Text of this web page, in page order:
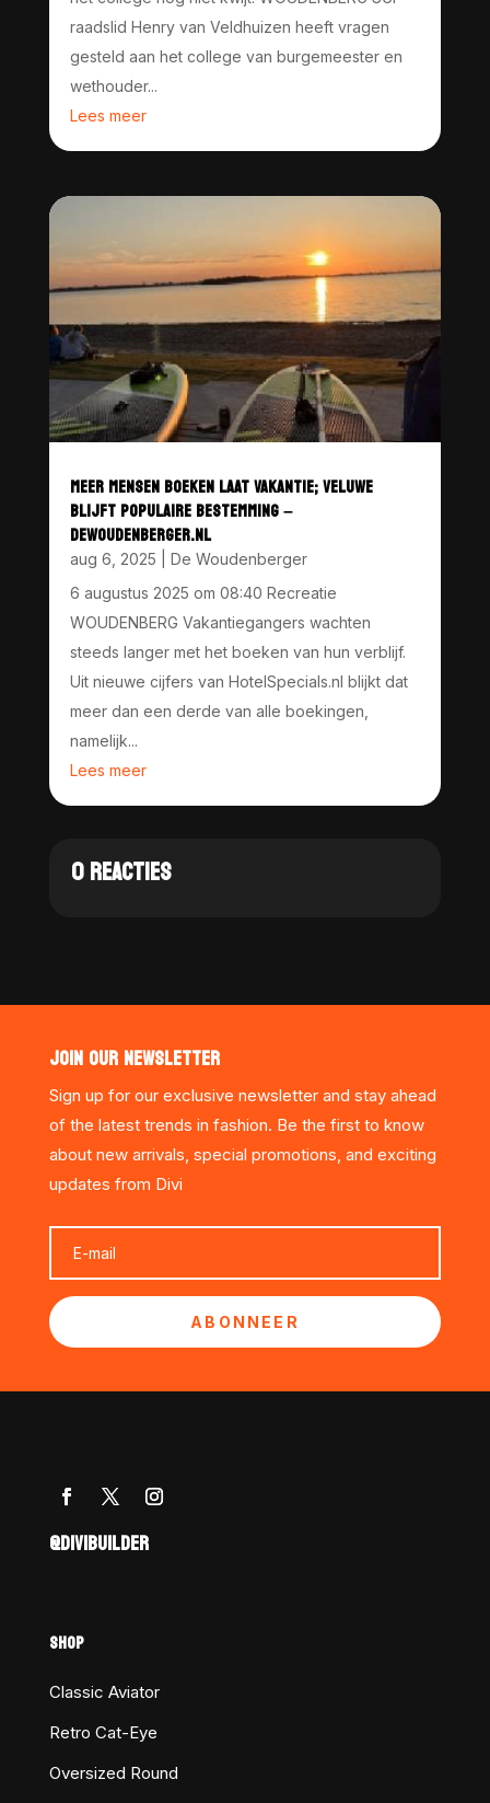
raadslid Henry van Veldhuizen heeft vragen
gesteld aan het college van burgemeester en
wethouder...
Lees meer
MEER MENSEN BOEKEN LAAT VAKANTIE; VELUWE
BLIJFT POPULAIRE BESTEMMING –
DEWOUDENBERGER.NL
aug 6, 2025
De Woudenberger
6 augustus 2025 om 08:40 Recreatie
WOUDENBERG Vakantiegangers wachten
steeds langer met het boeken van hun verblijf.
Uit nieuwe cijfers van HotelSpecials.nl blijkt dat
meer dan een derde van alle boekingen,
namelijk...
Lees meer
0 REACTIES
JOIN OUR NEWSLETTER
Sign up for our exclusive newsletter and stay ahead
of the latest trends in fashion. Be the first to know
about new arrivals, special promotions, and exciting
updates from Divi
ABONNEER
@DIVIBUILDER
SHOP
Classic Aviator
Retro Cat-Eye
Oversized Round